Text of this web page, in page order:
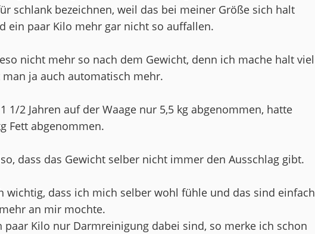
schlank bezeichnen, weil das bei meiner Größe sich halt
ein paar Kilo mehr gar nicht so auffallen.
nicht mehr so nach dem Gewicht, denn ich mache halt viel
ja auch automatisch mehr.
1/2 Jahren auf der Waage nur 5,5 kg abgenommen, hatte
Fett abgenommen.
dass das Gewicht selber nicht immer den Ausschlag gibt.
wichtig, dass ich mich selber wohl fühle und das sind einfach
an mir mochte.
paar Kilo nur Darmreinigung dabei sind, so merke ich schon